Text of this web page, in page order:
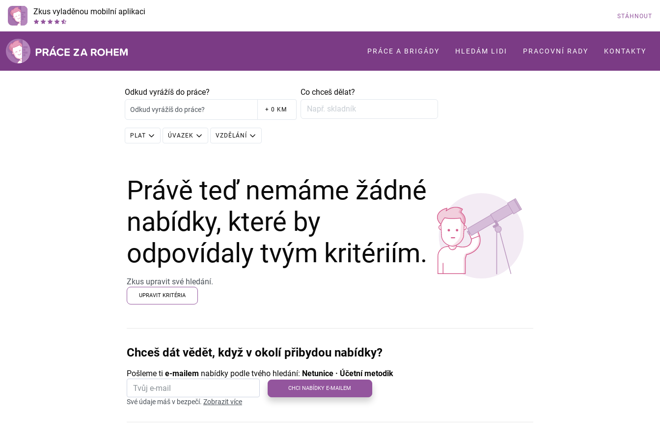
Zkus vyladěnou mobilní aplikaci STÁHNOUT
PRÁCE A BRIGÁDY HLEDÁM LIDI PRACOVNÍ RADY KONTAKTY
Odkud vyrážíš do práce?
Odkud vyrážíš do práce? + 0 KM
Co chceš dělat?
PLAT ÚVAZEK VZDĚLÁNÍ
Právě teď nemáme žádné
nabídky, které by
odpovídaly tvým kritériím.
Zkus upravit své hledání.
UPRAVIT KRITÉRIA
Chceš dát vědět, když v okolí přibydou nabídky?
Pošleme ti e-mailem nabídky podle tvého hledání: Netunice · Účetní metodik
CHCI NABÍDKY E-MAILEM
Své údaje máš v bezpečí. Zobrazit více